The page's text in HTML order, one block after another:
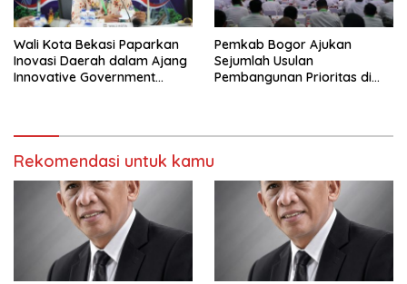
Wali Kota Bekasi Paparkan
Inovasi Daerah dalam Ajang
Innovative Government
Pemkab Bogor Ajukan
Sejumlah Usulan
Pembangunan Prioritas di
Rekomendasi untuk kamu